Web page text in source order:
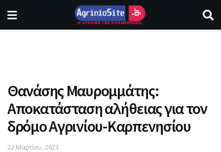
Θανάσης Μαυρομμάτης:
Αποκατάσταση αλήθειας για τον
δρόμο Αγρινίου-Καρπενησίου
22 Μαρτίου, 2023